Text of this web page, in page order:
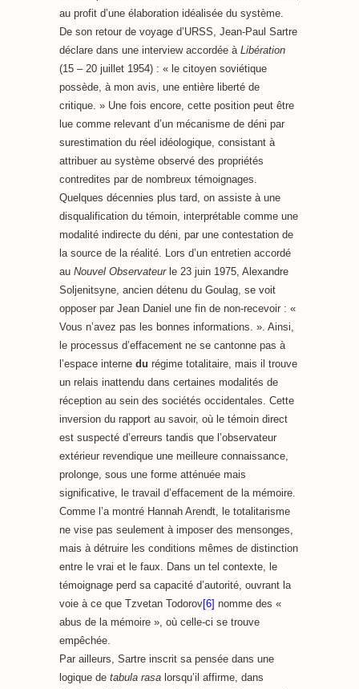
au profit d’une élaboration idéalisée du système.
De son retour de voyage d’URSS, Jean-Paul Sartre
déclare dans une interview accordée à Libération
(15 – 20 juillet 1954) : « le citoyen soviétique
possède, à mon avis, une entière liberté de
critique. » Une fois encore, cette position peut être
lue comme relevant d’un mécanisme de déni par
surestimation du réel idéologique, consistant à
attribuer au système observé des propriétés
contredites par de nombreux témoignages.
Quelques décennies plus tard, on assiste à une
disqualification du témoin, interprétable comme une
modalité indirecte du déni, par une contestation de
la source de la réalité. Lors d’un entretien accordé
au Nouvel Observateurle 23 juin 1975, Alexandre
Soljenitsyne, ancien détenu du Goulag, se voit
opposer par Jean Daniel une fin de non-recevoir : «
Vous n’avez pas les bonnes informations. ». Ainsi,
le processus d’effacement ne se cantonne pas à
l’espace interne du régime totalitaire, mais il trouve
un relais inattendu dans certaines modalités de
réception au sein des sociétés occidentales. Cette
inversion du rapport au savoir, où le témoin direct
est suspecté d’erreurs tandis que l’observateur
extérieur revendique une meilleure connaissance,
prolonge, sous une forme atténuée mais
significative, le travail d’effacement de la mémoire.
Comme l’a montré Hannah Arendt, le totalitarisme
ne vise pas seulement à imposer des mensonges,
mais à détruire les conditions mêmes de distinction
entre le vrai et le faux. Dans un tel contexte, le
témoignage perd sa capacité d’autorité, ouvrant la
voie à ce que Tzvetan Todorov[6] nomme des «
abus de la mémoire », où celle-ci se trouve
empêchée.
Par ailleurs, Sartre inscrit sa pensée dans une
logique de tabula rasa lorsqu’il affirme, dans